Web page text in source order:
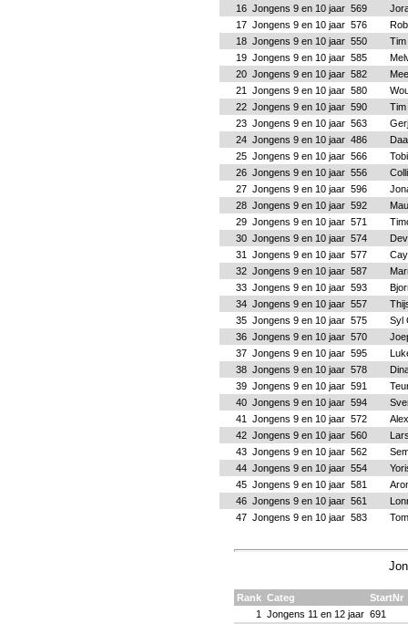
16 Jongens 9 en 10 jaar 569
17 Jongens 9 en 10 jaar 576
18 Jongens 9 en 10 jaar 550
Tim
19 Jongens 9 en 10 jaar 585
20 Jongens 9 en 10 jaar 582
21
Jongens 9 en 10 jaar 580
22 Jongens 9 en 10 jaar 590
Tim
23 Jongens 9 en 10 jaar 563
24 Jongens 9 en 10 jaar 486
25 Jongens 9 en 10 jaar 566
26 Jongens 9 en 10 jaar 556
27 Jongens 9 en 10 jaar 596
28 Jongens 9 en 10 jaar 592
29 Jongens 9 en 10 jaar 571
30 Jongens 9 en 10 jaar 574
31
Jongens 9 en 10 jaar 577
32 Jongens 9 en 10 jaar 587
33 Jongens 9 en 10 jaar 593
34 Jongens 9 en 10 jaar 557
35 Jongens 9 en 10 jaar 575
Syl
36 Jongens 9 en 10 jaar 570
37 Jongens 9 en 10 jaar 595
38 Jongens 9 en 10 jaar 578
39 Jongens 9 en 10 jaar 591
40 Jongens 9 en 10 jaar 594
41
Jongens 9 en 10 jaar 572
42 Jongens 9 en 10 jaar 560
43 Jongens 9 en 10 jaar 562
44 Jongens 9 en 10 jaar 554
45 Jongens 9 en 10 jaar 581
46 Jongens 9 en 10 jaar 561
47 Jongens 9 en 10 jaar 583
Rank Categ
StartNr
1
Jongens 11 en 12 jaar 691